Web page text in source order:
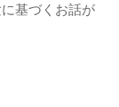
基づくお話が